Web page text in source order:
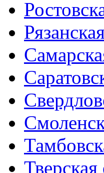
Тверская